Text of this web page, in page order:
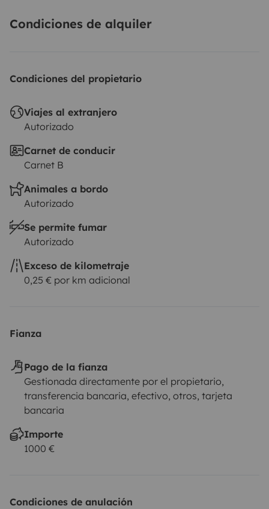
Condiciones de alquiler
Condiciones del propietario
Viajes al extranjero
Autorizado
Carnet de conducir
Carnet B
Animales a bordo
Autorizado
Se permite fumar
Autorizado
Exceso de kilometraje
0,25 € por km adicional
Fianza
Pago de la fianza
Gestionada directamente por el propietario,
transferencia bancaria, efectivo, otros, tarjeta
bancaria
Importe
1000 €
Condiciones de anulación